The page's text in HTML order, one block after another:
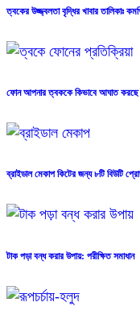
ত্বকের উজ্জ্বলতা বৃদ্ধির খাবার তালিকাঃ
ফোন আপনার ত্বককে কিভাবে আঘাত করছে
ব্রাইডাল মেকাপ কিটের জন্য ৮টি বিউটি
টাক পড়া বন্ধ করার উপায়: পরীক্ষিত সমাধান